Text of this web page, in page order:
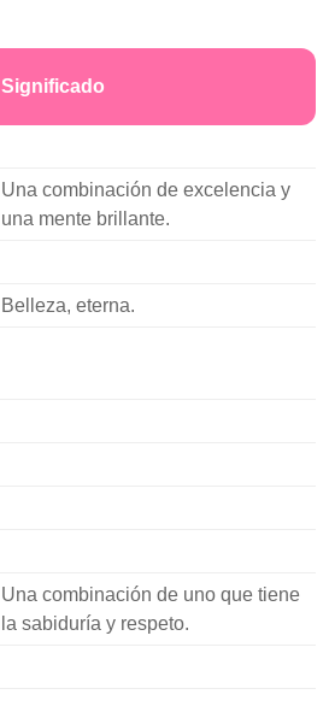
Significado
Una combinación de excelencia y
una mente brillante.
Belleza, eterna.
Una combinación de uno que tiene
la sabiduría y respeto.